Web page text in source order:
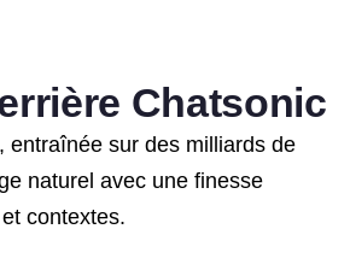
Chatsonic
entraînée sur des milliards de
naturel avec une finesse
contextes.